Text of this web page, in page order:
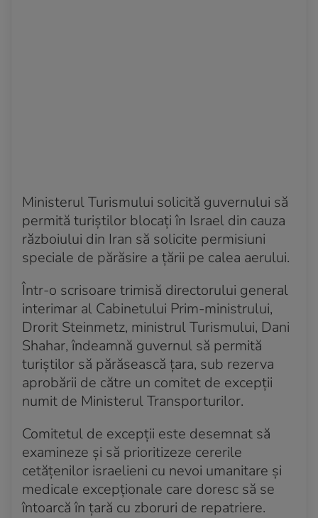
Ministerul Turismului solicită guvernului să
permită turiștilor blocați în Israel din cauza
războiului din Iran să solicite permisiuni
speciale de părăsire a țării pe calea aerului.
Într-o scrisoare trimisă directorului general
interimar al Cabinetului Prim-ministrului,
Drorit Steinmetz, ministrul Turismului, Dani
Shahar, îndeamnă guvernul să permită
turiștilor să părăsească țara, sub rezerva
aprobării de către un comitet de excepții
numit de Ministerul Transporturilor.
Comitetul de excepții este desemnat să
examineze și să prioritizeze cererile
cetățenilor israelieni cu nevoi umanitare și
medicale excepționale care doresc să se
întoarcă în țară cu zboruri de repatriere.